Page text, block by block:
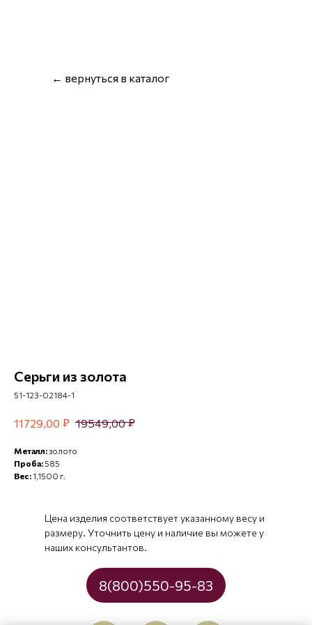
← вернуться в каталог
Серьги из золота
51-123-02184-1
11729,00 ₽ 19549,00 ₽
Металл:золото
Проба:585
Вес:1,1500 г.
Цена изделия соответствует указанному весу и
размеру. Уточнить цену и наличие вы можете у
наших консультантов.
8(800)550-95-83